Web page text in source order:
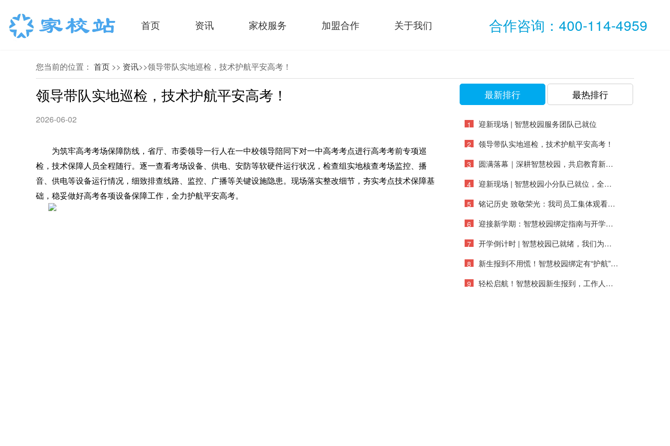
首页 资讯 家校服务 加盟合作 关于我们 合作咨询：400-114-4959
您当前的位置： 首页 >> 资讯>>领导带队实地巡检，技术护航平安高考！
领导带队实地巡检，技术护航平安高考！
2026-06-02
为筑牢高考考场保障防线，省厅、市委领导一行人在一中校领导陪同下对一中高考考点进行高考考前专项巡
检，技术保障人员全程随行。 逐一查看考场设备、供电、安防等软硬件运行状况， 检查组实地核查考场监控、播
音、供电等设备运行情况， 细致排查线路、监控、广播等关键设施隐患。 现场落实整改细节，夯实考点技术保障基
础，稳妥做好高考各项设备保障工作，全力护航平安高考。
最新排行 最热排行
1 迎新现场 | 智慧校园服务团队已就位
2 领导带队实地巡检，技术护航平安高考！
3 圆满落幕｜深耕智慧校园，共启教育新篇——万物互联亮相第87届中国教育装备展
4 迎新现场 | 智慧校园小分队已就位，全力保障开学季！
5 铭记历史 致敬荣光：我司员工集体观看抗战胜利80周年阅兵盛况
6 迎接新学期：智慧校园绑定指南与开学准备就绪
7 开学倒计时 | 智慧校园已就绪，我们为你守护每一处细节！
8 新生报到不用慌！智慧校园绑定有“护航”，工作人员全程在线等你~
9 轻松启航！智慧校园新生报到，工作人员全程同步支撑，一键绑定畅享便捷！​